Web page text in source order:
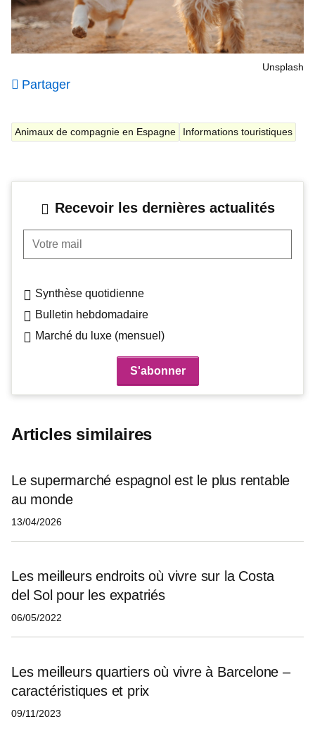
Unsplash
Partager
Animaux de compagnie en Espagne Informations touristiques
Recevoir les dernières actualités
Votre mail
Synthèse quotidienne
Bulletin hebdomadaire
Marché du luxe (mensuel)
Articles similaires
Le supermarché espagnol est le plus rentable
au monde
13/04/2026
Les meilleurs endroits où vivre sur la Costa
del Sol pour les expatriés
06/05/2022
Les meilleurs quartiers où vivre à Barcelone –
caractéristiques et prix
09/11/2023